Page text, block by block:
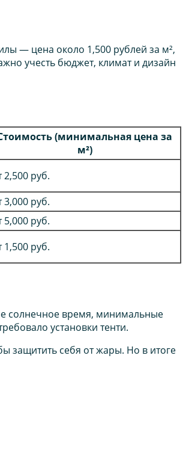
— цена около 1,500 рублей за м²,
учесть бюджет, климат и дизайн
(минимальная цена за
м²)
2,500 руб.
3,000 руб.
5,000 руб.
1,500 руб.
солнечное время, минимальные
установки тенти.
защитить себя от жары. Но в итоге